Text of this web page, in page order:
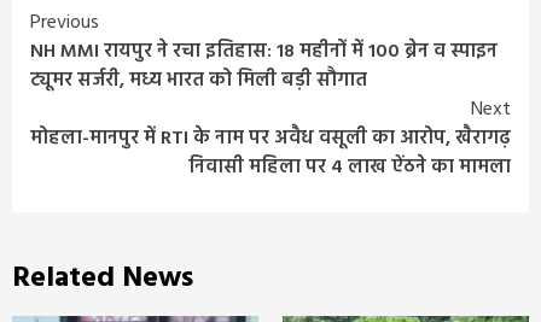
Continue
Reading
Previous
NH MMI रायपुर ने रचा इतिहास: 18 महीनों में 100 ब्रेन व स्पाइन
ट्यूमर सर्जरी, मध्य भारत को मिली बड़ी सौगात
Next
मोहला-मानपुर में RTI के नाम पर अवैध वसूली का आरोप, खैरागढ़
निवासी महिला पर 4 लाख ऐंठने का मामला
Related News